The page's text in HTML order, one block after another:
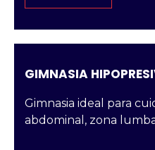
GIMNASIA
Gimnasia ideal para
abdominal, zona